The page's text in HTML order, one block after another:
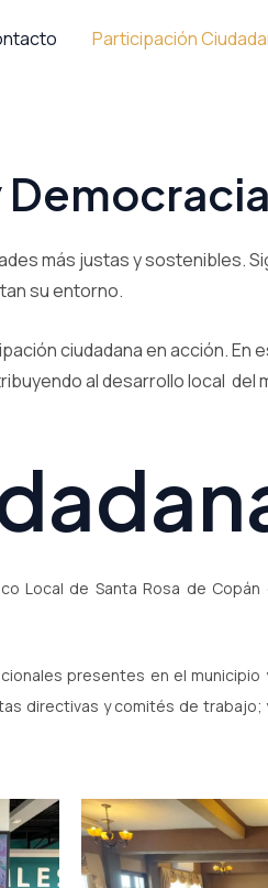
Participación
más justas y sostenibles.
su entorno.
ciudadana en acción. En
al desarrollo local del
Local de Santa Rosa de
presentes en el municipio
directivas y comités de trabajo;